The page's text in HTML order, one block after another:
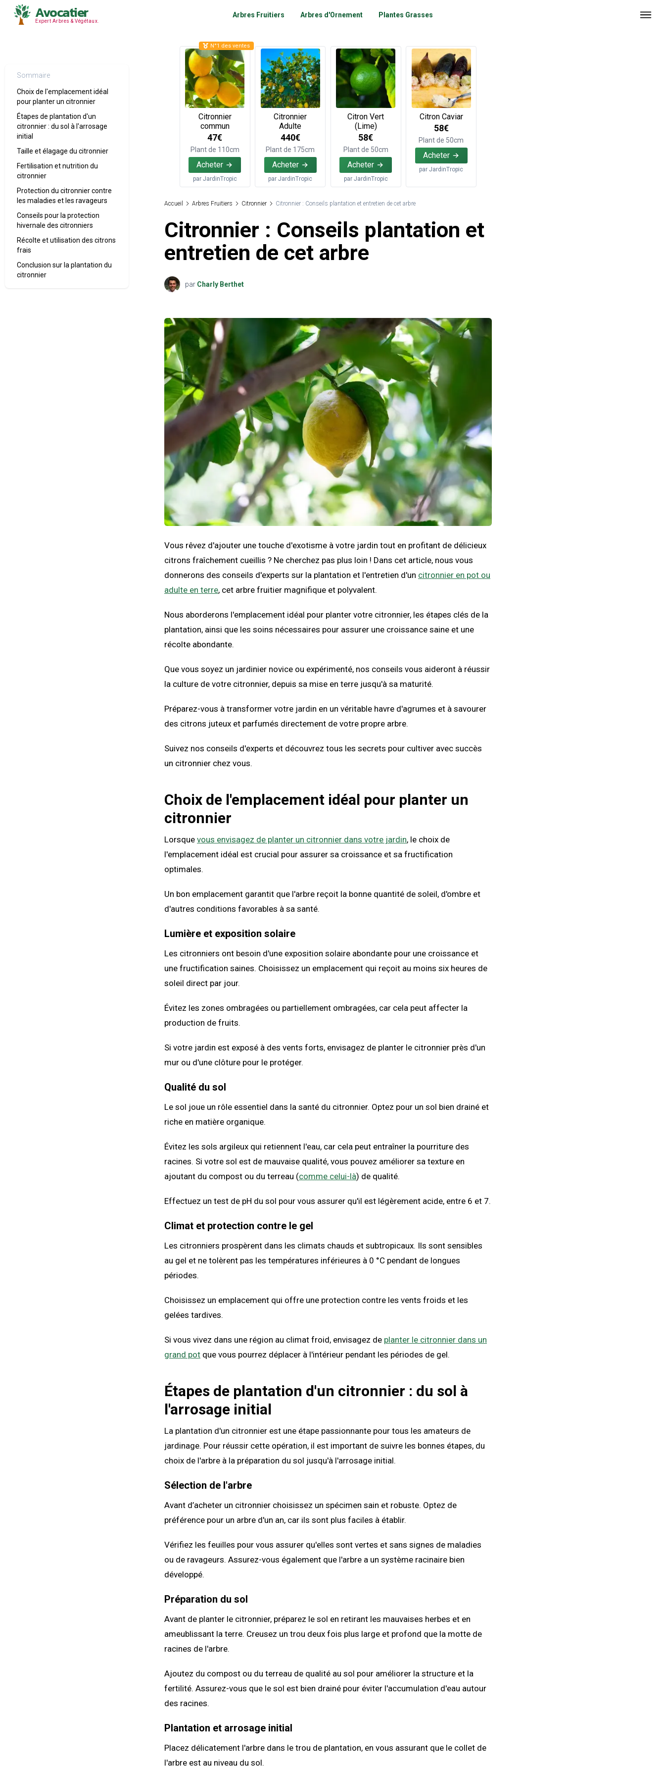
Avocatier
Expert Arbres & Végétaux.
Arbres Fruitiers Arbres d'Ornement Plantes Grasses
Sommaire
Choix de l'emplacement idéal
pour planter un citronnier
Étapes de plantation d'un
citronnier : du sol à l'arrosage
initial
Taille et élagage du citronnier
Fertilisation et nutrition du
citronnier
Protection du citronnier contre
les maladies et les ravageurs
Conseils pour la protection
hivernale des citronniers
Récolte et utilisation des citrons
frais
Conclusion sur la plantation du
citronnier
Citronnier
commun
47€
Plant de 110cm
Acheter
par JardinTropic
N°1 des ventes
Citronnier
Adulte
440€
Plant de 175cm
Acheter
parJardinTropic
Citron Vert
(Lime)
58€
Plant de 50cm
Acheter
par JardinTropic
Citron Caviar
58€
Plant de 50cm
Acheter
parJardinTropic
Accueil Arbres Fruitiers Citronnier Citronnier : Conseils plantation et entretien de cet arbre
Citronnier : Conseils plantation et
entretien de cet arbre
par Charly Berthet
Vous rêvez d'ajouter une touche d'exotisme à votre jardin tout en profitant de délicieux
citrons fraîchement cueillis ? Ne cherchez pas plus loin ! Dans cet article, nous vous
donnerons des conseils d'experts sur la plantation et l'entretien d'un citronnier en pot ou
adulte en terre, cet arbre fruitier magnifique et polyvalent.
Nous aborderons l'emplacement idéal pour planter votre citronnier, les étapes clés de la
plantation, ainsi que les soins nécessaires pour assurer une croissance saine et une
récolte abondante.
Que vous soyez un jardinier novice ou expérimenté, nos conseils vous aideront à réussir
la culture de votre citronnier, depuis sa mise en terre jusqu'à sa maturité.
Préparez-vous à transformer votre jardin en un véritable havre d'agrumes et à savourer
des citrons juteux et parfumés directement de votre propre arbre.
Suivez nos conseils d'experts et découvrez tous les secrets pour cultiver avec succès
un citronnier chez vous.
Choix de l'emplacement idéal pour planter un
citronnier
Lorsque vous envisagez de planter un citronnier dans votre jardin, le choix de
l'emplacement idéal est crucial pour assurer sa croissance et sa fructification
optimales.
Un bon emplacement garantit que l'arbre reçoit la bonne quantité de soleil, d'ombre et
d'autres conditions favorables à sa santé.
Lumière et exposition solaire
Les citronniers ont besoin d'une exposition solaire abondante pour une croissance et
une fructification saines. Choisissez un emplacement qui reçoit au moins six heures de
soleil direct par jour.
Évitez les zones ombragées ou partiellement ombragées, car cela peut affecter la
production de fruits.
Si votre jardin est exposé à des vents forts, envisagez de planter le citronnier près d'un
mur ou d'une clôture pour le protéger.
Qualité du sol
Le sol joue un rôle essentiel dans la santé du citronnier. Optez pour un sol bien drainé et
riche en matière organique.
Évitez les sols argileux qui retiennent l'eau, car cela peut entraîner la pourriture des
racines. Si votre sol est de mauvaise qualité, vous pouvez améliorer sa texture en
ajoutant du compost ou du terreau (comme celui-là) de qualité.
Effectuez un test de pH du sol pour vous assurer qu'il est légèrement acide, entre 6 et 7.
Climat et protection contre le gel
Les citronniers prospèrent dans les climats chauds et subtropicaux. Ils sont sensibles
au gel et ne tolèrent pas les températures inférieures à 0 °C pendant de longues
périodes.
Choisissez un emplacement qui offre une protection contre les vents froids et les
gelées tardives.
Si vous vivez dans une région au climat froid, envisagez de planter le citronnier dans un
grand pot que vous pourrez déplacer à l'intérieur pendant les périodes de gel.
Étapes de plantation d'un citronnier : du sol à
l'arrosage initial
La plantation d'un citronnier est une étape passionnante pour tous les amateurs de
jardinage. Pour réussir cette opération, il est important de suivre les bonnes étapes, du
choix de l'arbre à la préparation du sol jusqu'à l'arrosage initial.
Sélection de l'arbre
Avant d’acheter un citronnier choisissez un spécimen sain et robuste. Optez de
préférence pour un arbre d'un an, car ils sont plus faciles à établir.
Vérifiez les feuilles pour vous assurer qu'elles sont vertes et sans signes de maladies
ou de ravageurs. Assurez-vous également que l'arbre a un système racinaire bien
développé.
Préparation du sol
Avant de planter le citronnier, préparez le sol en retirant les mauvaises herbes et en
ameublissant la terre. Creusez un trou deux fois plus large et profond que la motte de
racines de l'arbre.
Ajoutez du compost ou du terreau de qualité au sol pour améliorer la structure et la
fertilité. Assurez-vous que le sol est bien drainé pour éviter l'accumulation d'eau autour
des racines.
Plantation et arrosage initial
Placez délicatement l'arbre dans le trou de plantation, en vous assurant que le collet de
l'arbre est au niveau du sol.